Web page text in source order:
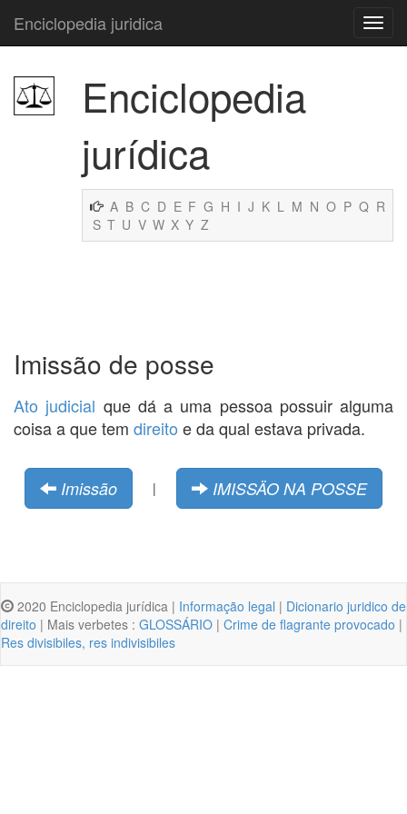
Enciclopedia juridica
Enciclopedia
jurídica
A B C D E F G H I J K L M N O P Q R
S T U V W X Y Z
Imissão de posse
Ato judicial que dá a uma pessoa possuir alguma
coisa a que tem direito e da qual estava privada.
Imissão | IMISSÄO NA POSSE
2020 Enciclopedia jurídica | Informação legal | Dicionario juridico de
direito | Mais verbetes : GLOSSÁRIO | Crime de flagrante provocado |
Res divisibiles, res indivisibiles